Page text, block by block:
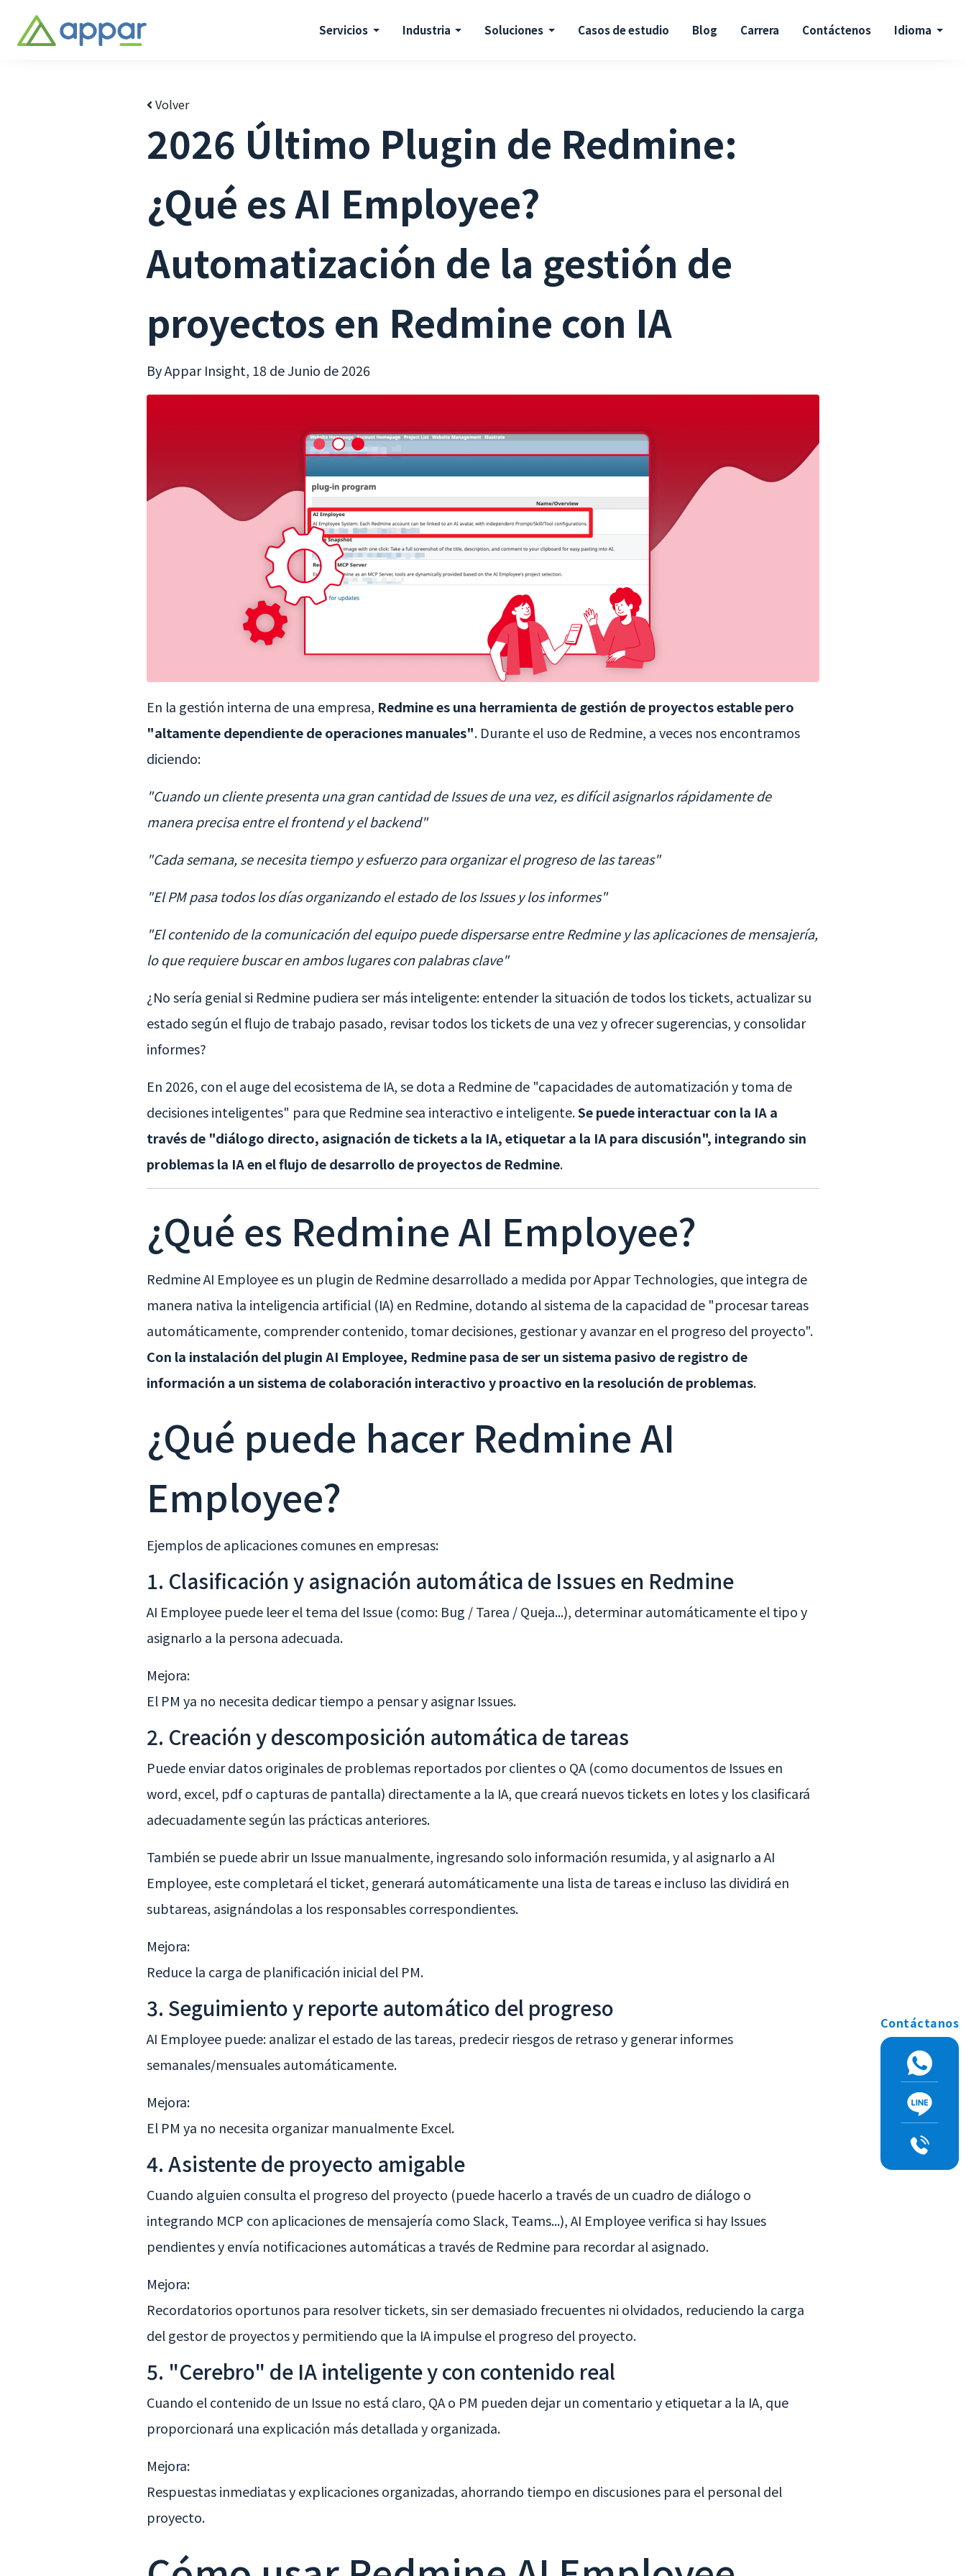
Servicios Industria Soluciones Casos de estudio Blog Carrera Contáctenos Idioma
Volver
2026 Último Plugin de Redmine:
¿Qué es AI Employee?
Automatización de la gestión de
proyectos en Redmine con IA
By Appar Insight, 18 de Junio de 2026
En la gestión interna de una empresa, Redmine es una herramienta de gestión de proyectos estable pero
"altamente dependiente de operaciones manuales". Durante el uso de Redmine, a veces nos encontramos
diciendo:
"Cuando un cliente presenta una gran cantidad de Issues de una vez, es difícil asignarlos rápidamente de
manera precisa entre el frontend y el backend"
"Cada semana, se necesita tiempo y esfuerzo para organizar el progreso de las tareas"
"El PM pasa todos los días organizando el estado de los Issues y los informes"
"El contenido de la comunicación del equipo puede dispersarse entre Redmine y las aplicaciones de mensajería,
lo que requiere buscar en ambos lugares con palabras clave"
¿No sería genial si Redmine pudiera ser más inteligente: entender la situación de todos los tickets, actualizar su
estado según el flujo de trabajo pasado, revisar todos los tickets de una vez y ofrecer sugerencias, y consolidar
informes?
En 2026, con el auge del ecosistema de IA, se dota a Redmine de "capacidades de automatización y toma de
decisiones inteligentes" para que Redmine sea interactivo e inteligente.Se puede interactuar con la IA a
través de "diálogo directo, asignación de tickets a la IA, etiquetar a la IA para discusión", integrando sin
problemas la IA en el flujo de desarrollo de proyectos de Redmine.
¿Qué es Redmine AI Employee?
Redmine AI Employee es un plugin de Redmine desarrollado a medida por Appar Technologies, que integra de
manera nativa la inteligencia artificial (IA) en Redmine, dotando al sistema de la capacidad de "procesar tareas
automáticamente, comprender contenido, tomar decisiones, gestionar y avanzar en el progreso del proyecto".
Con la instalación del plugin AI Employee, Redmine pasa de ser un sistema pasivo de registro de
información a un sistema de colaboración interactivo y proactivo en la resolución de problemas.
¿Qué puede hacer Redmine AI
Employee?
Ejemplos de aplicaciones comunes en empresas:
1. Clasificación y asignación automática de Issues en Redmine
AI Employee puede leer el tema del Issue (como: Bug / Tarea / Queja...), determinar automáticamente el tipo y
asignarlo a la persona adecuada.
Mejora:
El PM ya no necesita dedicar tiempo a pensar y asignar Issues.
2. Creación y descomposición automática de tareas
Puede enviar datos originales de problemas reportados por clientes o QA (como documentos de Issues en
word, excel, pdf o capturas de pantalla) directamente a la IA, que creará nuevos tickets en lotes y los clasificará
adecuadamente según las prácticas anteriores.
También se puede abrir un Issue manualmente, ingresando solo información resumida, y al asignarlo a AI
Employee, este completará el ticket, generará automáticamente una lista de tareas e incluso las dividirá en
subtareas, asignándolas a los responsables correspondientes.
Mejora:
Reduce la carga de planificación inicial del PM.
3. Seguimiento y reporte automático del progreso
AI Employee puede: analizar el estado de las tareas, predecir riesgos de retraso y generar informes
semanales/mensuales automáticamente.
Mejora:
El PM ya no necesita organizar manualmente Excel.
4. Asistente de proyecto amigable
Cuando alguien consulta el progreso del proyecto (puede hacerlo a través de un cuadro de diálogo o
integrando MCP con aplicaciones de mensajería como Slack, Teams...), AI Employee verifica si hay Issues
pendientes y envía notificaciones automáticas a través de Redmine para recordar al asignado.
Mejora:
Recordatorios oportunos para resolver tickets, sin ser demasiado frecuentes ni olvidados, reduciendo la carga
del gestor de proyectos y permitiendo que la IA impulse el progreso del proyecto.
5. "Cerebro" de IA inteligente y con contenido real
Cuando el contenido de un Issue no está claro, QA o PM pueden dejar un comentario y etiquetar a la IA, que
proporcionará una explicación más detallada y organizada.
Mejora:
Respuestas inmediatas y explicaciones organizadas, ahorrando tiempo en discusiones para el personal del
proyecto.
Contáctanos